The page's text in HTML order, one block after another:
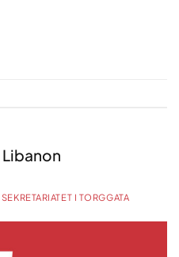
SEKRETARIATET I TORGGATA